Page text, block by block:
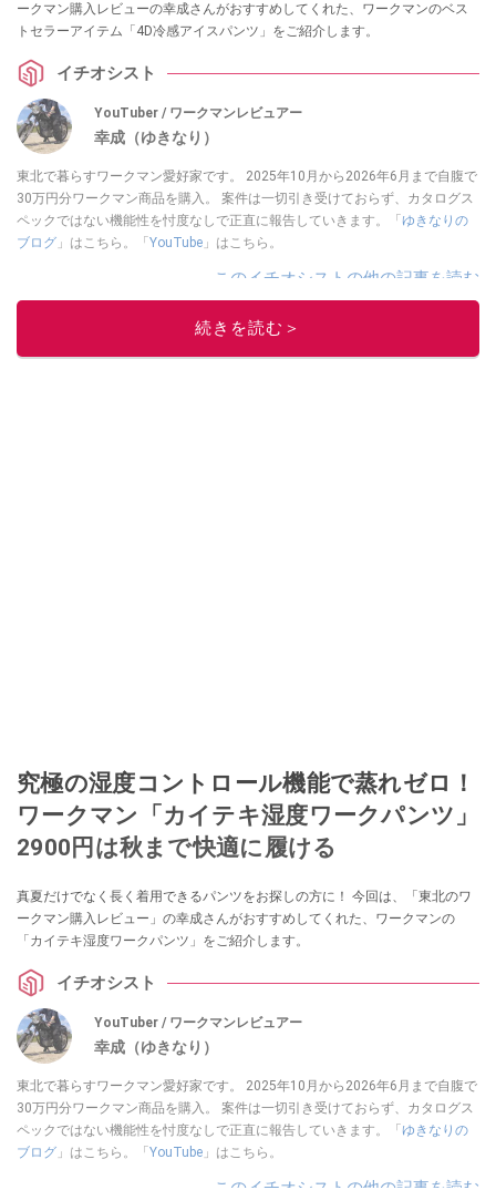
ークマン購入レビューの幸成さんがおすすめしてくれた、ワークマンのベス
トセラーアイテム「4D冷感アイスパンツ」をご紹介します。
イチオシスト
YouTuber / ワークマンレビュアー
幸成（ゆきなり）
東北で暮らすワークマン愛好家です。 2025年10月から2026年6月まで自腹で
30万円分ワークマン商品を購入。 案件は一切引き受けておらず、カタログス
ペックではない機能性を忖度なしで正直に報告していきます。「 ゆきなりの
ブログ 」はこちら。「 YouTube 」はこちら。
このイチオシストの他の記事を読む
続きを読む＞
究極の湿度コントロール機能で蒸れゼロ！
ワークマン「カイテキ湿度ワークパンツ」
2900円は秋まで快適に履ける
真夏だけでなく長く着用できるパンツをお探しの方に！ 今回は、「東北のワ
ークマン購入レビュー」の幸成さんがおすすめしてくれた、ワークマンの
「カイテキ湿度ワークパンツ」をご紹介します。
イチオシスト
YouTuber / ワークマンレビュアー
幸成（ゆきなり）
東北で暮らすワークマン愛好家です。 2025年10月から2026年6月まで自腹で
30万円分ワークマン商品を購入。 案件は一切引き受けておらず、カタログス
ペックではない機能性を忖度なしで正直に報告していきます。「 ゆきなりの
ブログ 」はこちら。「 YouTube 」はこちら。